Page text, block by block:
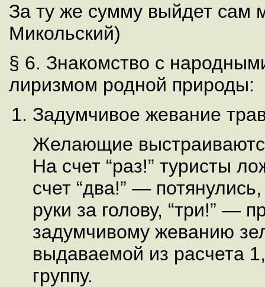
За ту же сумму выйдет сам
Микольский)
§ 6. Знакомство с
лиризмом родной природы:
Задумчивое жевание
Желающие
На счет “раз!” туристы
счет “два!” —
руки за голову, “три!” —
задумчивому жеванию
выдаваемой из расчета
группу.